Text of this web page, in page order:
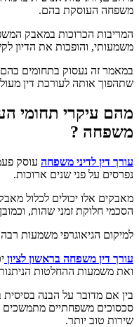
משפחה העוסקת בהם.
המריבות הכרוכות במאבק
משמעותי, והופכות את הדיון
במאמר זה נעסוק בתחומים
שתהפוך אותה לעורכת דין
מהם עיקרי תחומי
משפחה ?
עורך דין לדיני משפחה עוסק
נפרסים על פני שנים ארוכות.
מאבקים אלו יכולים לכלול
הסכמי חלוקת זמני שהות,
למיקום הגיאוגרפי משמעות
עורך דין משפחה בראשון לציון
ואת משמעות ההחלטות
בין אם מדובר על הבנה בסיסית
סכסוכים משפחתיים מתמשכים
שירות טוב יותר.